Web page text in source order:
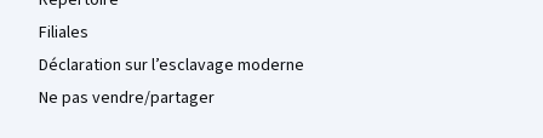
Filiales
Déclaration sur l’esclavage moderne
Ne pas vendre/partager